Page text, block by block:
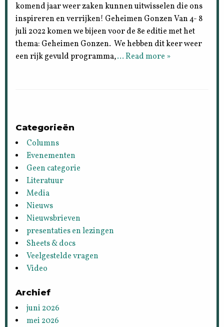
komend jaar weer zaken kunnen uitwisselen die ons
inspireren en verrijken! Geheimen Gonzen Van 4- 8
juli 2022 komen we bijeen voor de 8e editie met het
thema: Geheimen Gonzen. We hebben dit keer weer
een rijk gevuld programma,… Read more »
Categorieën
Columns
Evenementen
Geen categorie
Literatuur
Media
Nieuws
Nieuwsbrieven
presentaties en lezingen
Sheets & docs
Veelgestelde vragen
Video
Archief
juni 2026
mei 2026